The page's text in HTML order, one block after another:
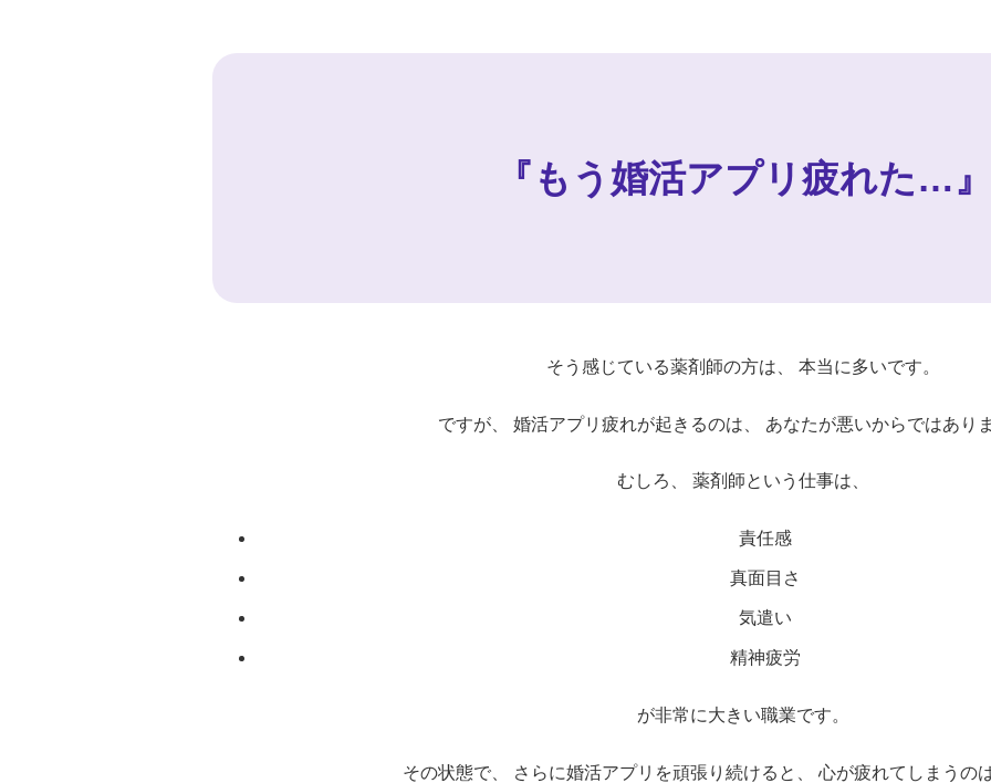
『もう婚活アプリ疲れた…』
そう感じている薬剤師の方は、 本当に多いです。
ですが、 婚活アプリ疲れが起きるのは、 あなたが悪いからではあり
むしろ、 薬剤師という仕事は、
責任感
真面目さ
気遣い
精神疲労
が非常に大きい職業です。
その状態で、 さらに婚活アプリを頑張り続けると、 心が疲れてしまうの